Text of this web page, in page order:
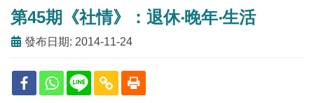
第45期《社情》：退休‧晚年‧生活
發布日期: 2014-11-24